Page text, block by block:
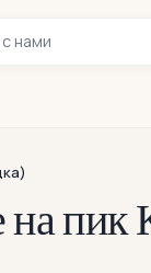
нами
пик